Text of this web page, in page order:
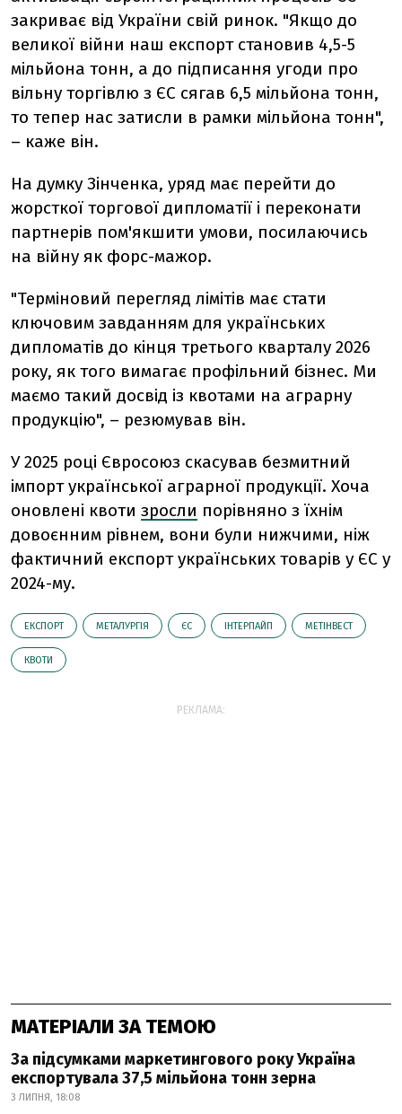
закриває від України свій ринок. "Якщо до
великої війни наш експорт становив 4,5-5
мільйона тонн, а до підписання угоди про
вільну торгівлю з ЄС сягав 6,5 мільйона тонн,
то тепер нас затисли в рамки мільйона тонн",
– каже він.
На думку Зінченка, уряд має перейти до
жорсткої торгової дипломатії і переконати
партнерів пом'якшити умови, посилаючись
на війну як форс-мажор.
"Терміновий перегляд лімітів має стати
ключовим завданням для українських
дипломатів до кінця третього кварталу 2026
року, як того вимагає профільний бізнес. Ми
маємо такий досвід із квотами на аграрну
продукцію", – резюмував він.
У 2025 році Євросоюз скасував безмитний
імпорт української аграрної продукції. Хоча
оновлені квоти зросли порівняно з їхнім
довоєнним рівнем, вони були нижчими, ніж
фактичний експорт українських товарів у ЄС у
2024-му.
ЕКСПОРТ МЕТАЛУРГІЯ ЄС ІНТЕРПАЙП МЕТІНВЕСТ
КВОТИ
РЕКЛАМА:
МАТЕРІАЛИ ЗА ТЕМОЮ
За підсумками маркетингового року Україна
експортувала 37,5 мільйона тонн зерна
3 ЛИПНЯ, 18:08